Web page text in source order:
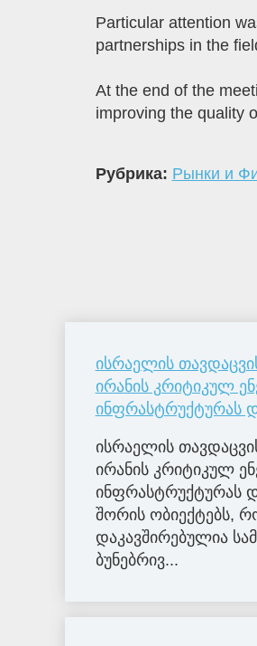
Particular attention
partnerships in the
At the end of the
improving the quality
Рубрика: Рынки и
ისრაელის
ირანის კრიტიკულ
ინფრასტრუქტურას
ისრაელის
ირანის კრიტიკულ
ინფრასტრუქტურას
შორის ობიექტებს,
დაკავშირებულია
ბუნებრივ...